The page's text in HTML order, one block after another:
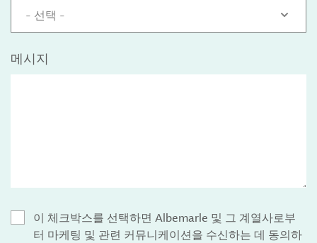
- 선택 -
메시지
이 체크박스를 선택하면 Albemarle 및 그 계열사로부
터 마케팅 및 관련 커뮤니케이션을 수신하는 데 동의하